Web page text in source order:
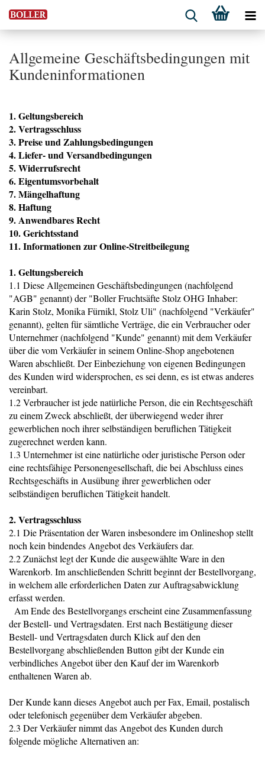
Allgemeine Geschäftsbedingungen mit
Kundeninformationen
1. Geltungsbereich
2. Vertragsschluss
3. Preise und Zahlungsbedingungen
4. Liefer- und Versandbedingungen
5. Widerrufsrecht
6. Eigentumsvorbehalt
7. Mängelhaftung
8. Haftung
9. Anwendbares Recht
10. Gerichtsstand
11. Informationen zur Online-Streitbeilegung
1. Geltungsbereich
1.1 Diese Allgemeinen Geschäftsbedingungen (nachfolgend
"AGB" genannt) der "Boller Fruchtsäfte Stolz OHG Inhaber:
Karin Stolz, Monika Fürnikl, Stolz Uli" (nachfolgend "Verkäufer"
genannt), gelten für sämtliche Verträge, die ein Verbraucher oder
Unternehmer (nachfolgend "Kunde" genannt) mit dem Verkäufer
über die vom Verkäufer in seinem Online-Shop angebotenen
Waren abschließt. Der Einbeziehung von eigenen Bedingungen
des Kunden wird widersprochen, es sei denn, es ist etwas anderes
vereinbart.
1.2 Verbraucher ist jede natürliche Person, die ein Rechtsgeschäft
zu einem Zweck abschließt, der überwiegend weder ihrer
gewerblichen noch ihrer selbständigen beruflichen Tätigkeit
zugerechnet werden kann.
1.3 Unternehmer ist eine natürliche oder juristische Person oder
eine rechtsfähige Personengesellschaft, die bei Abschluss eines
Rechtsgeschäfts in Ausübung ihrer gewerblichen oder
selbständigen beruflichen Tätigkeit handelt.
2. Vertragsschluss
2.1 Die Präsentation der Waren insbesondere im Onlineshop stellt
noch kein bindendes Angebot des Verkäufers dar.
2.2 Zunächst legt der Kunde die ausgewählte Ware in den
Warenkorb. Im anschließenden Schritt beginnt der Bestellvorgang,
in welchem alle erforderlichen Daten zur Auftragsabwicklung
erfasst werden.
Am Ende des Bestellvorgangs erscheint eine Zusammenfassung
der Bestell- und Vertragsdaten. Erst nach Bestätigung dieser
Bestell- und Vertragsdaten durch Klick auf den den
Bestellvorgang abschließenden Button gibt der Kunde ein
verbindliches Angebot über den Kauf der im Warenkorb
enthaltenen Waren ab.
Der Kunde kann dieses Angebot auch per Fax, Email, postalisch
oder telefonisch gegenüber dem Verkäufer abgeben.
2.3 Der Verkäufer nimmt das Angebot des Kunden durch
folgende mögliche Alternativen an: